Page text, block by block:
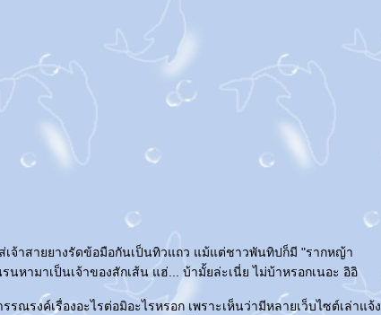
เจ้าสายยางรัดข้อมือกันเป็นทิวแถว แม้แต่ชาวพันทิปก็มี "รากหญ้า
นหามาเป็นเจ้าของสักเส้น แฮ่... บ้ามั้ยล่ะเนี่ย ไม่บ้าหรอกเนอะ อิอิ
ณรงค์เรื่องอะไรต่อมิอะไรหรอก เพราะเห็นว่ามีหลายเว็บไซต์เล่าแจ้ง